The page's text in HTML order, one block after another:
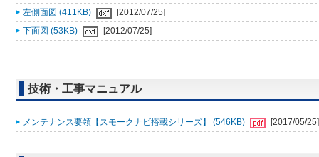
左側面図 (411KB)
[2012/07/25]
下面図 (53KB)
[2012/07/25]
技術・工事マニュアル
メンテナンス要領【スモークナビ搭載シリーズ】 (546KB) [2017/05/25]